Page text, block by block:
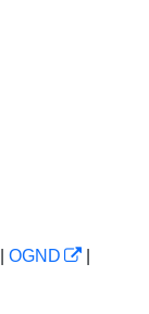
OGND